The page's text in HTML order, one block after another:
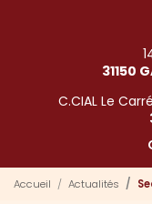
31150
C.CIAL Le
Accueil Actualités